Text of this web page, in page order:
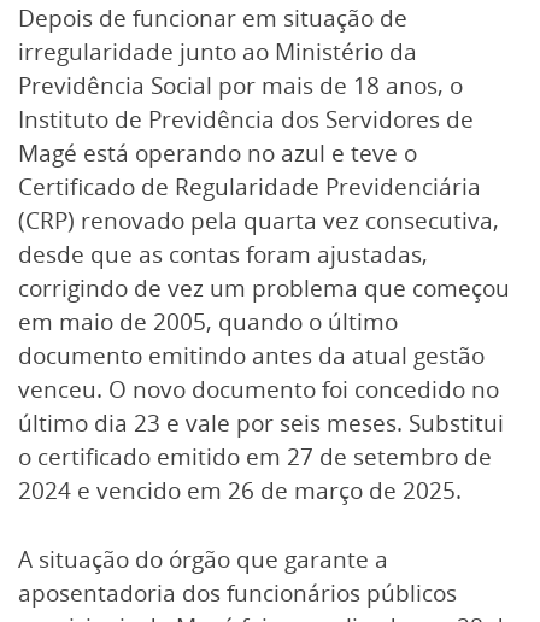
Depois de funcionar em situação de
irregularidade junto ao Ministério da
Previdência Social por mais de 18 anos, o
Instituto de Previdência dos Servidores de
Magé está operando no azul e teve o
Certificado de Regularidade Previdenciária
(CRP) renovado pela quarta vez consecutiva,
desde que as contas foram ajustadas,
corrigindo de vez um problema que começou
em maio de 2005, quando o último
documento emitindo antes da atual gestão
venceu. O novo documento foi concedido no
último dia 23 e vale por seis meses. Substitui
o certificado emitido em 27 de setembro de
2024 e vencido em 26 de março de 2025.
A situação do órgão que garante a
aposentadoria dos funcionários públicos